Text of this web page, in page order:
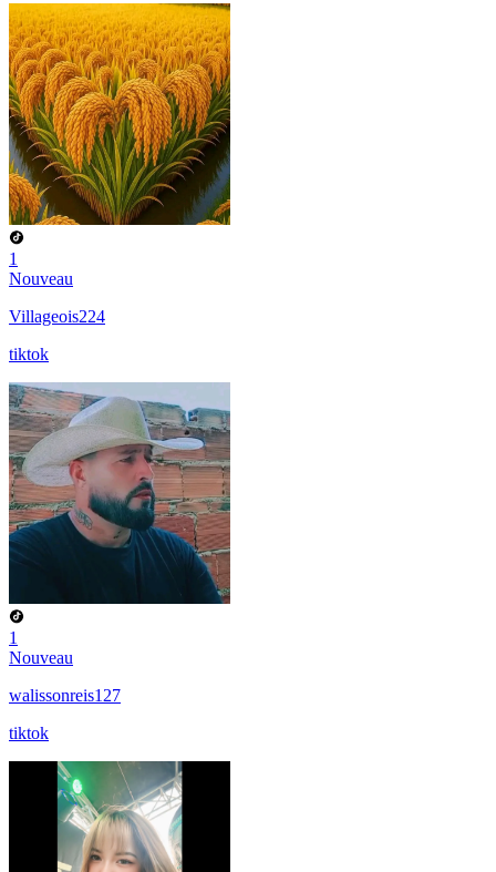
1
Nouveau
Villageois224
tiktok
1
Nouveau
walissonreis127
tiktok